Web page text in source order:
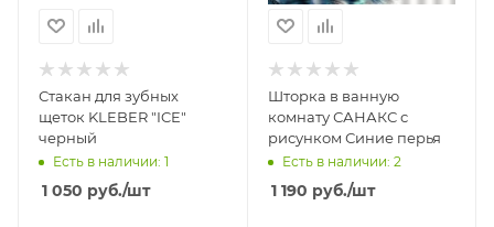
Стакан для зубных
щеток KLEBER "ICE"
черный
Есть в наличии: 1
1 050 руб./шт
Шторка в ванную
комнату САНАКС с
рисунком Синие перья
Есть в наличии: 2
1 190 руб./шт